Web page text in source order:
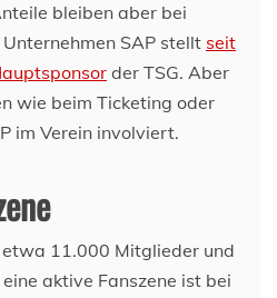
bleiben aber bei
SAP stellt seit
der TSG. Aber
wie beim Ticketing oder
im Verein involviert.
11.000 Mitglieder und
aktive Fanszene ist bei